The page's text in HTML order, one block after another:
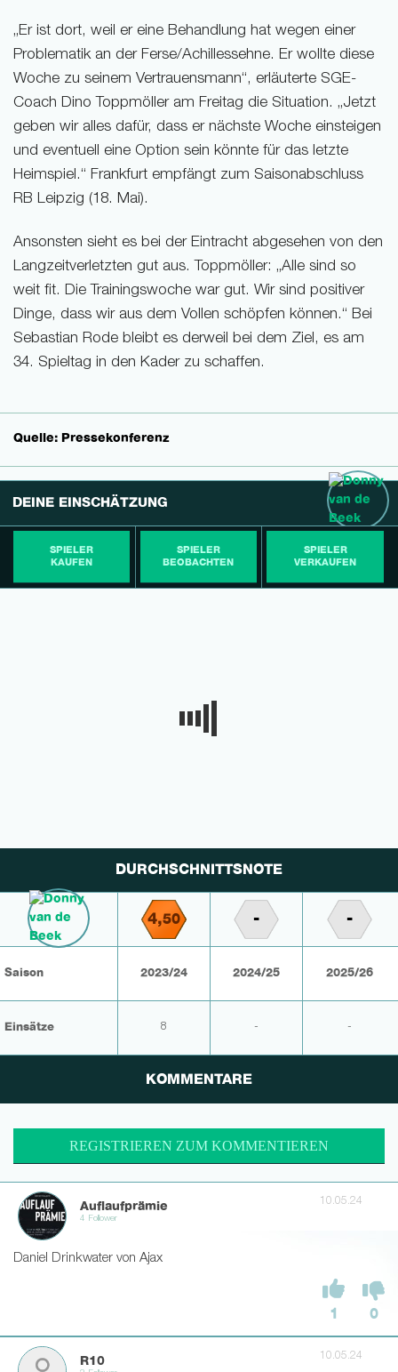
„Er ist dort, weil er eine Behandlung hat wegen einer
Problematik an der Ferse/Achillessehne. Er wollte diese
Woche zu seinem Vertrauensmann“, erläuterte SGE-
Coach Dino Toppmöller am Freitag die Situation. „Jetzt
geben wir alles dafür, dass er nächste Woche einsteigen
und eventuell eine Option sein könnte für das letzte
Heimspiel.“ Frankfurt empfängt zum Saisonabschluss
RB Leipzig (18. Mai).
Ansonsten sieht es bei der Eintracht abgesehen von den
Langzeitverletzten gut aus. Toppmöller: „Alle sind so
weit fit. Die Trainingswoche war gut. Wir sind positiver
Dinge, dass wir aus dem Vollen schöpfen können.“ Bei
Sebastian Rode bleibt es derweil bei dem Ziel, es am
34. Spieltag in den Kader zu schaffen.
Quelle: Pressekonferenz
DEINE EINSCHÄTZUNG
SPIELER
KAUFEN
SPIELER
BEOBACHTEN
SPIELER
VERKAUFEN
DURCHSCHNITTSNOTE
4,50 - -
Saison 2023/24 2024/25 2025/26
Einsätze 8 - -
KOMMENTARE
REGISTRIEREN ZUM KOMMENTIEREN
Auflaufprämie
4 Follower
10.05.24
Daniel Drinkwater von Ajax
1 0
R10 10.05.24